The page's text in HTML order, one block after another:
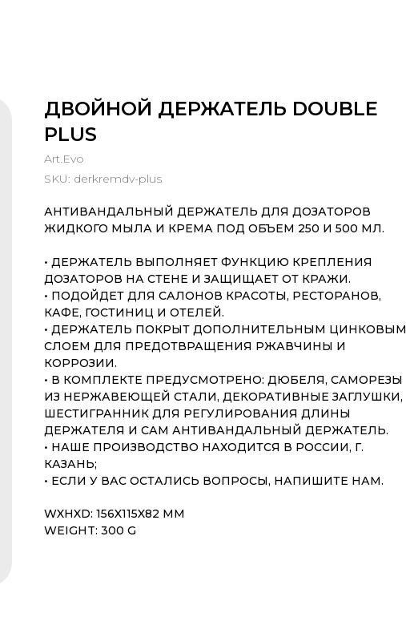
ДВОЙНОЙ ДЕРЖАТЕЛЬ DOUBLE
PLUS
Art.Evo
SKU: derkremdv-plus
АНТИВАНДАЛЬНЫЙ ДЕРЖАТЕЛЬ ДЛЯ ДОЗАТОРОВ
ЖИДКОГО МЫЛА И КРЕМА ПОД ОБЪЕМ 250 И 500 МЛ.
• ДЕРЖАТЕЛЬ ВЫПОЛНЯЕТ ФУНКЦИЮ КРЕПЛЕНИЯ
ДОЗАТОРОВ НА СТЕНЕ И ЗАЩИЩАЕТ ОТ КРАЖИ.
• ПОДОЙДЕТ ДЛЯ САЛОНОВ КРАСОТЫ, РЕСТОРАНОВ,
КАФЕ, ГОСТИНИЦ И ОТЕЛЕЙ.
• ДЕРЖАТЕЛЬ ПОКРЫТ ДОПОЛНИТЕЛЬНЫМ ЦИНКОВЫМ
СЛОЕМ ДЛЯ ПРЕДОТВРАЩЕНИЯ РЖАВЧИНЫ И
КОРРОЗИИ.
• В КОМПЛЕКТЕ ПРЕДУСМОТРЕНО: ДЮБЕЛЯ, САМОРЕЗЫ
ИЗ НЕРЖАВЕЮЩЕЙ СТАЛИ, ДЕКОРАТИВНЫЕ ЗАГЛУШКИ,
ШЕСТИГРАННИК ДЛЯ РЕГУЛИРОВАНИЯ ДЛИНЫ
ДЕРЖАТЕЛЯ И САМ АНТИВАНДАЛЬНЫЙ ДЕРЖАТЕЛЬ.
• НАШЕ ПРОИЗВОДСТВО НАХОДИТСЯ В РОССИИ, Г.
КАЗАНЬ;
• ЕСЛИ У ВАС ОСТАЛИСЬ ВОПРОСЫ, НАПИШИТЕ НАМ.
WXHXD: 156X115X82 MM
WEIGHT: 300 G